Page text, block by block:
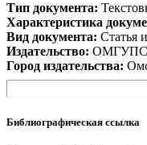
Тип документа:
Характеристика
Вид документа: Статья
Издательство: ОМГУПС
Город издательства:
Библиографическая ссылка